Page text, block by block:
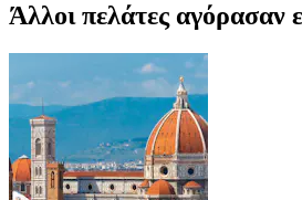
Άλλοι πελάτες αγόρασαν